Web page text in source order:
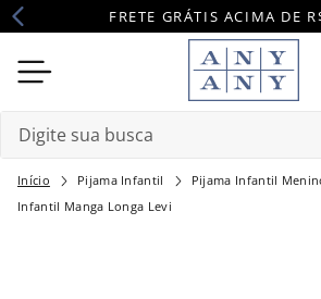
FRETE GRÁTIS ACIMA DE
Pijama Infantil Pijama Infantil
Infantil Manga Longa Levi
Termos mais buscados